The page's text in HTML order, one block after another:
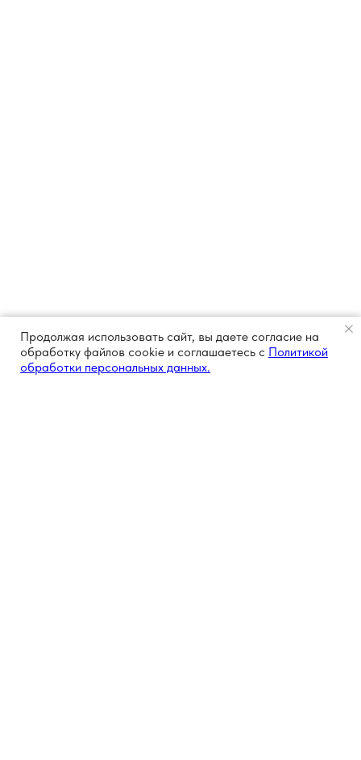
Продолжая использовать сайт, вы даете согласие на
обработку файлов cookie и соглашаетесь с Политикой
обработки персональных данных.